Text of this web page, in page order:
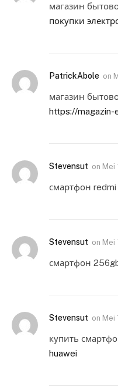
магазин
покупки
PatrickAbole on
магазин
https://magazin-
Stevensut on Mei
смартфон redmi
Stevensut on Mei
смартфон
Stevensut on Mei
купить
huawei